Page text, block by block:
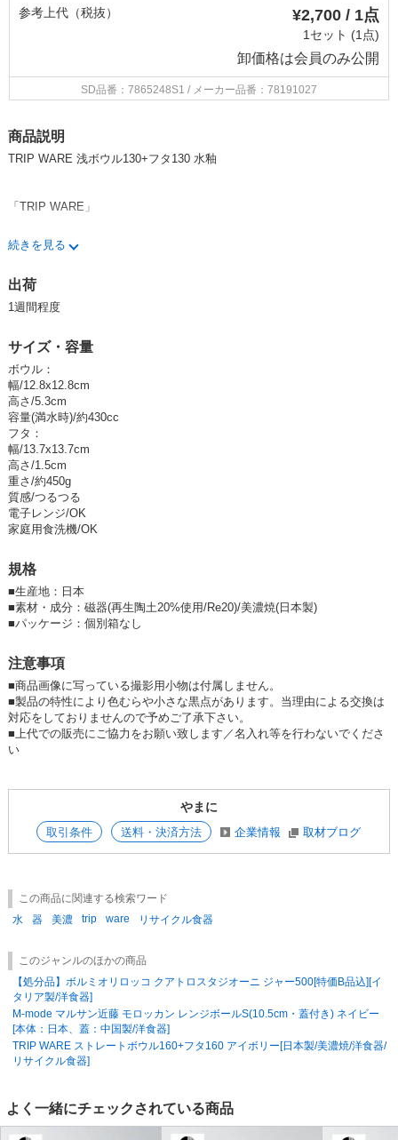
参考上代（税抜） ¥2,700 / 1点
1セット (1点)
卸価格は会員のみ公開
SD品番：7865248S1 / メーカー品番：78191027
商品説明
TRIP WARE 浅ボウル130+フタ130 水釉
「TRIP WARE」
陶磁器を作るのに欠かせない陶土、陶石は、地球が永い時間をかけて作
り出した限りある資源です。貴重な資源を大切に使い続けるために、美濃
物を細かく粉砕し、新しい陶土に混ぜることで、一度焼成された器がふた
たび原料となり、また器へよみがえります。この材料を使い作られている
一度窯元を旅立ち、食卓で使われてまた時を経て戻ってくる。そんなイメ
ージから「トリップウエア─旅するうつわ ─」と名付けました。
「家族の食事の時間がずれてしまう」「多めに作ってまた明日のおかず
に」など保存容器が欲しいシーンはいろいろあります。そんな時に味気な
くならず、食器としても保存容器としても使えるうつわとしてデザインし
ました。
フタもお皿として使え、盛り付けたその上にボウルを伏せれば盛り付けそ
のままで保存しておけます。ボウル、フタ、ボウル、フタと2段重ねにし
ても安定。フタを使うことで食品ラップの使用を抑え、保存容器への移し
替えによる洗いモノも減らせます。使いやすく親しみやすいデザインで、
この製品の製造は岐阜県瑞浪市の市原製陶（株）、市原製陶の依頼でヨシ
タ手工業デザイン室が製品の企画とデザインを担当しました。
保存容器としても使えるボウルとフタのセットです。
-
【受賞】2020年グッドデザイン賞受賞、・美濃焼新作展示会2020年グラ
ンプリ賞受賞
【雑誌掲載】Hanako 2020年12月号、はれ予報 2021年10月号、くらしの
レター 2021年冬号vol148ザ・プロフェッショナルウエディング2022年冬
号、veggy vol.82、FRaU 2023年1月号
おすすめ用途：保存容器、煮物鉢、シリアルボウル、盛り鉢、サラダボウ
ル、デザートボウル、シチューボウル、アップサイクルグッズ
★新着順一覧表示はこちら / New Item
エシカルコレクション 廃材 アップサイクル サスティナブル
続きを見る
出荷
1週間程度
サイズ・容量
ボウル：
幅/12.8x12.8cm
高さ/5.3cm
容量(満水時)/約430cc
フタ：
幅/13.7x13.7cm
高さ/1.5cm
重さ/約450g
質感/つるつる
電子レンジ/OK
家庭用食洗機/OK
規格
■生産地：日本
■素材・成分：磁器(再生陶土20%使用/Re20)/美濃焼(日本製)
■パッケージ：個別箱なし
注意事項
■商品画像に写っている撮影用小物は付属しません。
■製品の特性により色むらや小さな黒点があります。当理由による交換は
対応をしておりませんので予めご了承下さい。
■上代での販売にご協力をお願い致します／名入れ等を行わないでくださ
い
やまに
取引条件 送料・決済方法 企業情報 取材ブログ
この商品に関連する検索ワード
水
器 美濃 trip ware リサイクル食器
このジャンルのほかの商品
【処分品】ボルミオリロッコ クアトロスタジオーニ ジャー500[特価B品込][イ
タリア製/洋食器]
M-mode マルサン近藤 モロッカン レンジボールS(10.5cm・蓋付き) ネイビー
[本体：日本、蓋：中国製/洋食器]
TRIP WARE ストレートボウル160+フタ160 アイボリー[日本製/美濃焼/洋食器/
リサイクル食器]
よく一緒にチェックされている商品